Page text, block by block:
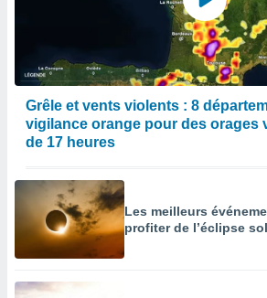
Grêle et vents violents : 8
vigilance orange pour des orages
de 17 heures
Les meilleurs
profiter de l’éclipse